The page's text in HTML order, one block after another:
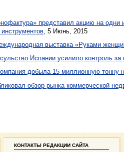
представил акцию на
, 5 Июнь, 2015
выставка «Руками
Испании усилило контроль за
добыла 15-миллионную тонну
обзор рынка коммерческой
КОНТАКТЫ РЕДАКЦИИ САЙТА